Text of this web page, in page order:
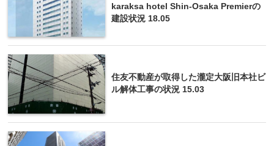
karaksa hotel Shin-Osaka Premierの
建設状況 18.05
住友不動産が取得した瀧定大阪旧本社ビ
ル解体工事の状況 15.03